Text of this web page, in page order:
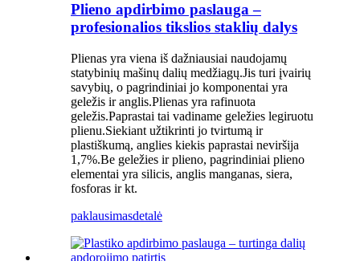
Plieno apdirbimo paslauga –
profesionalios tikslios staklių dalys
Plienas yra viena iš dažniausiai naudojamų
statybinių mašinų dalių medžiagų.Jis turi įvairių
savybių, o pagrindiniai jo komponentai yra
geležis ir anglis.Plienas yra rafinuota
geležis.Paprastai tai vadiname geležies legiruotu
plienu.Siekiant užtikrinti jo tvirtumą ir
plastiškumą, anglies kiekis paprastai neviršija
1,7%.Be geležies ir plieno, pagrindiniai plieno
elementai yra silicis, anglis manganas, siera,
fosforas ir kt.
paklausimasdetalė